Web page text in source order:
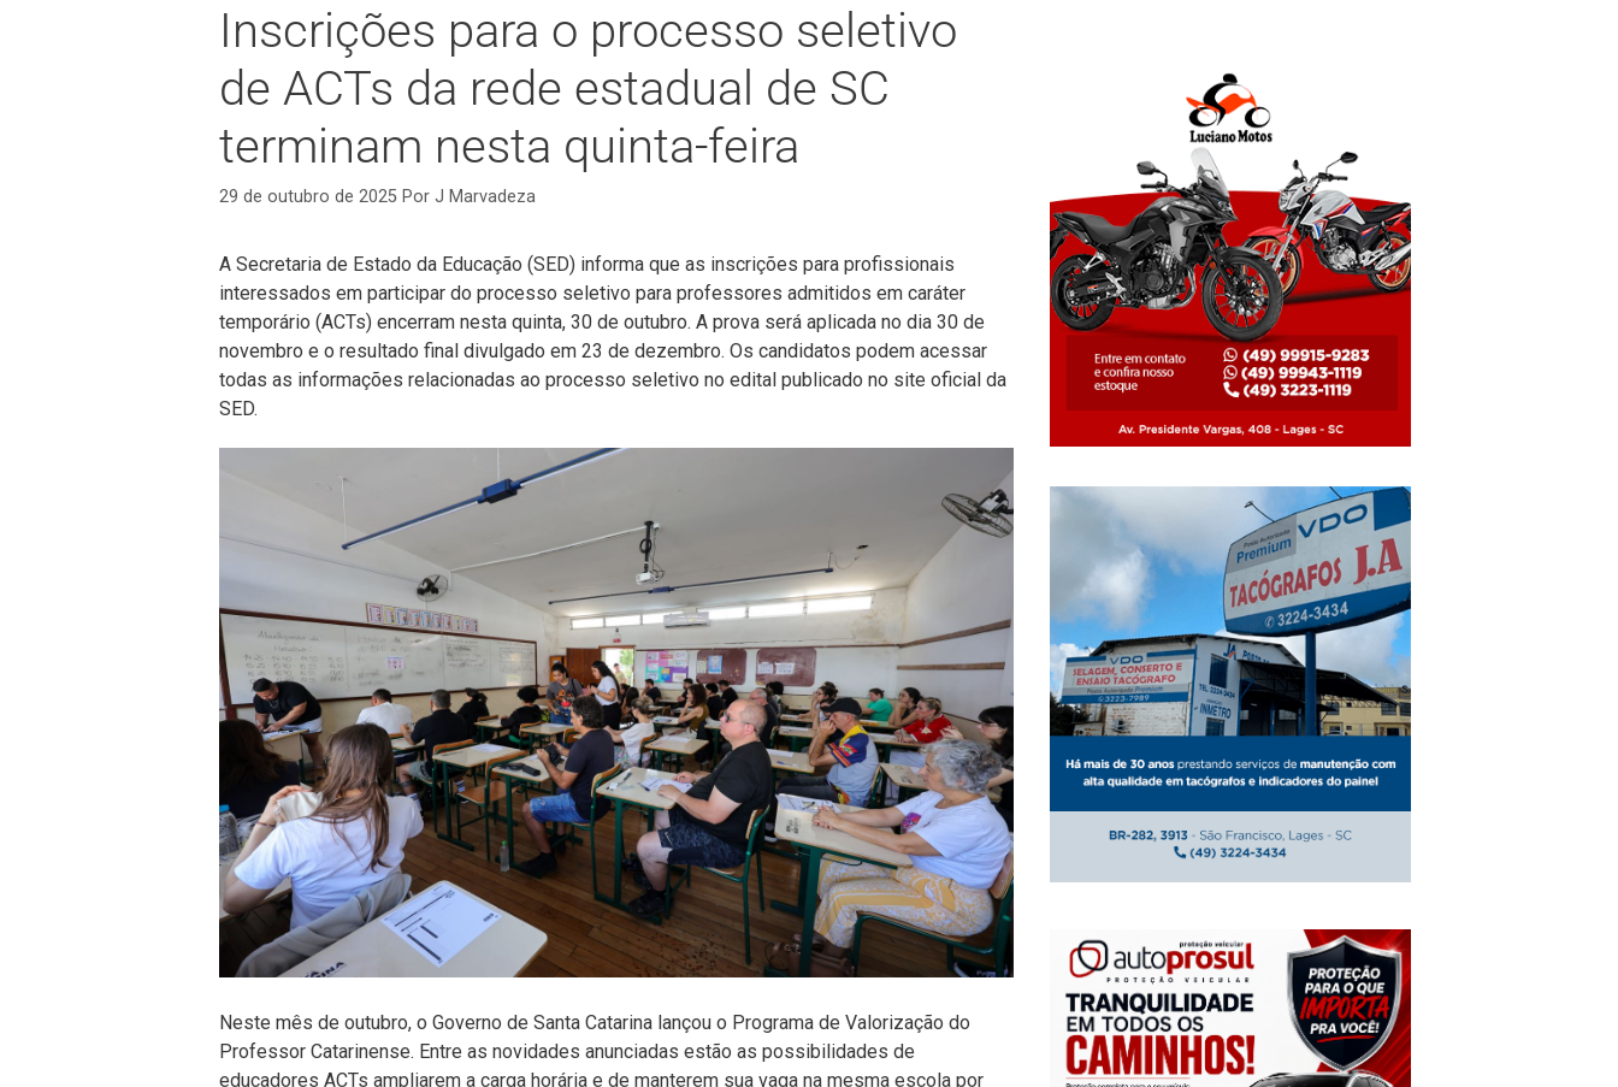
Inscrições para o processo seletivo
de ACTs da rede estadual de SC
terminam nesta quinta-feira
29 de outubro de 2025 Por J Marvadeza
A Secretaria de Estado da Educação (SED) informa que as inscrições para profissionais
interessados em participar do processo seletivo para professores admitidos em caráter
temporário (ACTs) encerram nesta quinta, 30 de outubro. A prova será aplicada no dia 30 de
novembro e o resultado final divulgado em 23 de dezembro. Os candidatos podem acessar
todas as informações relacionadas ao processo seletivo no edital publicado no site oficial da
SED.
Neste mês de outubro, o Governo de Santa Catarina lançou o Programa de Valorização do
Professor Catarinense. Entre as novidades anunciadas estão as possibilidades de
educadores ACTs ampliarem a carga horária e de manterem sua vaga na mesma escola por